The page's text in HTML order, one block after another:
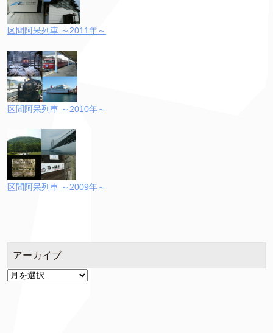
区間阿呆列車 ～2011年～
区間阿呆列車 ～2010年～
区間阿呆列車 ～2009年～
アーカイブ
ア